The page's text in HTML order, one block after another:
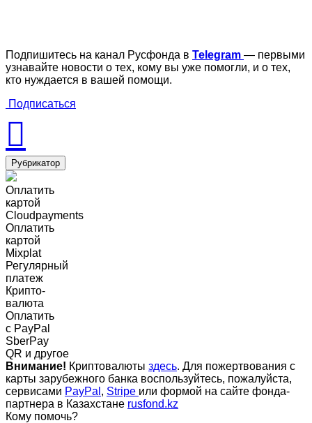
Подпишитесь на канал Русфонда в Telegram — первыми
узнавайте новости о тех, кому вы уже помогли, и о тех,
кто нуждается в вашей помощи.
Подписаться
Рубрикатор
Оплатить
картой
Cloudpayments
Оплатить
картой
Mixplat
Регулярный
платеж
Крипто-
валюта
Оплатить
c PayPal
SberPay
QR и другое
Внимание! Криптовалюты здесь. Для пожертвования с
карты зарубежного банка воспользуйтесь, пожалуйста,
сервисами PayPal , Stripe или формой на сайте фонда-
партнера в Казахстане rusfond.kz
Кому помочь?